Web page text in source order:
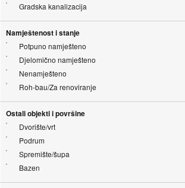
Gradska kanalizacija
Namještenost i stanje
Potpuno namješteno
Djelomično namješteno
Nenamješteno
Roh-bau/Za renoviranje
Ostali objekti i površine
Dvorište/vrt
Podrum
Spremište/šupa
Bazen